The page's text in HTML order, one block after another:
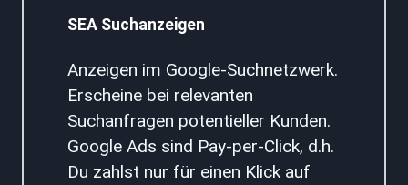
SEA Suchanzeigen
Anzeigen im Google-Suchnetzwerk.
Erscheine bei relevanten
Suchanfragen potentieller Kunden.
Google Ads sind Pay-per-Click, d.h.
Du zahlst nur für einen Klick auf